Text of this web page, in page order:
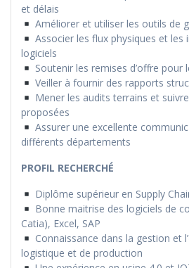
et délais
Améliorer et utiliser les outils de
Associer les flux physiques et
logiciels
Soutenir les remises d’offre pour
Veiller à fournir des rapports
Mener les audits terrains et
proposées
Assurer une excellente
différents départements
PROFIL RECHERCHÉ
Diplôme supérieur en Supply
Bonne maitrise des logiciels de
Catia), Excel, SAP
Connaissance dans la gestion et
logistique et de production